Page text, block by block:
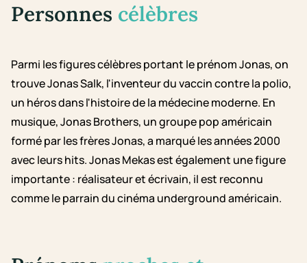
Personnes célèbres
Parmi les figures célèbres portant le prénom Jonas, on
trouve Jonas Salk, l'inventeur du vaccin contre la polio,
un héros dans l'histoire de la médecine moderne. En
musique, Jonas Brothers, un groupe pop américain
formé par les frères Jonas, a marqué les années 2000
avec leurs hits. Jonas Mekas est également une figure
importante : réalisateur et écrivain, il est reconnu
comme le parrain du cinéma underground américain.